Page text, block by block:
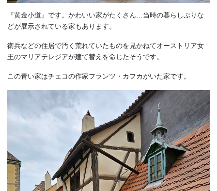
『黄金小道』です。かわいい家がたくさん…当時の暮らしぶりな
どが展示されている家もあります。
衛兵などの住居で汚く荒れていたものを見かねてオーストリア女
王のマリアテレジアが建て替えを命じたそうです。
この青い家はチェコの作家フランツ・カフカがいた家です。